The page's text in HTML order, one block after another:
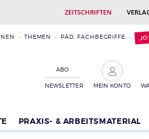
ZEITSCHRIFTEN
THEMEN PÄD. FACHBEGRIFFE
ABO
NEWSLETTER MEIN KONTO
PRAXIS- & ARBEITSMATERIAL